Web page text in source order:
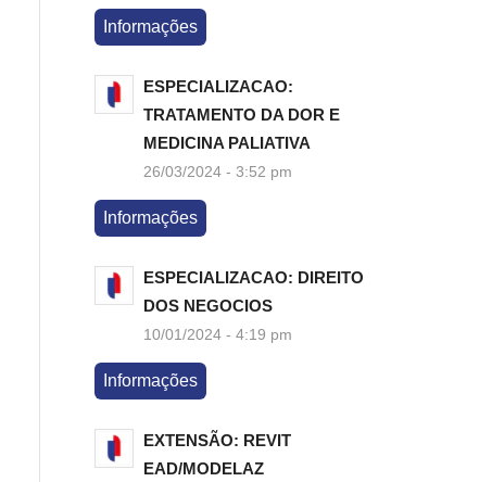
Informações
ESPECIALIZACAO:
TRATAMENTO DA DOR E
MEDICINA PALIATIVA
26/03/2024 - 3:52 pm
Informações
ESPECIALIZACAO: DIREITO
DOS NEGOCIOS
10/01/2024 - 4:19 pm
Informações
EXTENSÃO: REVIT
EAD/MODELAZ